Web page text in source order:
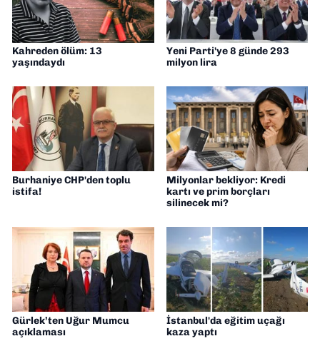
Kahreden ölüm: 13
yaşındaydı
Yeni Parti'ye 8 günde 293
milyon lira
Burhaniye CHP'den toplu
istifa!
Milyonlar bekliyor: Kredi
kartı ve prim borçları
silinecek mi?
Gürlek’ten Uğur Mumcu
açıklaması
İstanbul'da eğitim uçağı
kaza yaptı